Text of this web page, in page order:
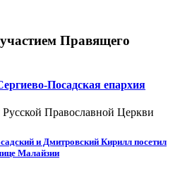
Правящего
Посадская епархия
Православной Церкви
и Дмитровский Кирилл посетил
Малайзии